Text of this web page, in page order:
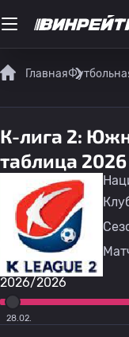
Главная
К-лига 2:
таблица 2026
2026/2026
28.02.